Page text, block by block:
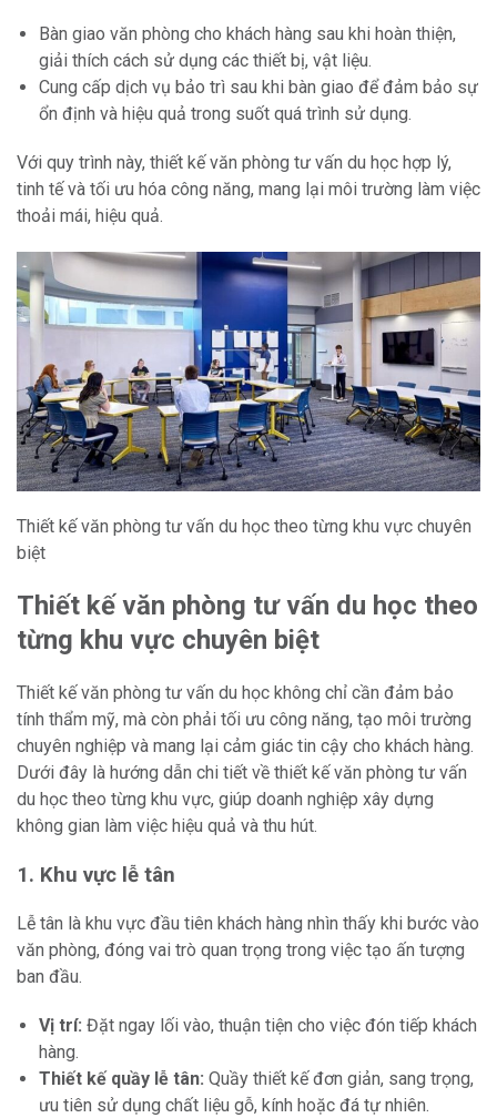
Bàn giao văn phòng cho khách hàng sau khi hoàn thiện,
giải thích cách sử dụng các thiết bị, vật liệu.
Cung cấp dịch vụ bảo trì sau khi bàn giao để đảm bảo sự
ổn định và hiệu quả trong suốt quá trình sử dụng.
Với quy trình này, thiết kế văn phòng tư vấn du học hợp lý,
tinh tế và tối ưu hóa công năng, mang lại môi trường làm việc
thoải mái, hiệu quả.
Thiết kế văn phòng tư vấn du học theo từng khu vực chuyên
biệt
Thiết kế văn phòng tư vấn du học theo
từng khu vực chuyên biệt
Thiết kế văn phòng tư vấn du học không chỉ cần đảm bảo
tính thẩm mỹ, mà còn phải tối ưu công năng, tạo môi trường
chuyên nghiệp và mang lại cảm giác tin cậy cho khách hàng.
Dưới đây là hướng dẫn chi tiết về thiết kế văn phòng tư vấn
du học theo từng khu vực, giúp doanh nghiệp xây dựng
không gian làm việc hiệu quả và thu hút.
1. Khu vực lễ tân
Lễ tân là khu vực đầu tiên khách hàng nhìn thấy khi bước vào
văn phòng, đóng vai trò quan trọng trong việc tạo ấn tượng
ban đầu.
Vị trí: Đặt ngay lối vào, thuận tiện cho việc đón tiếp khách
hàng.
Thiết kế quầy lễ tân: Quầy thiết kế đơn giản, sang trọng,
ưu tiên sử dụng chất liệu gỗ, kính hoặc đá tự nhiên.